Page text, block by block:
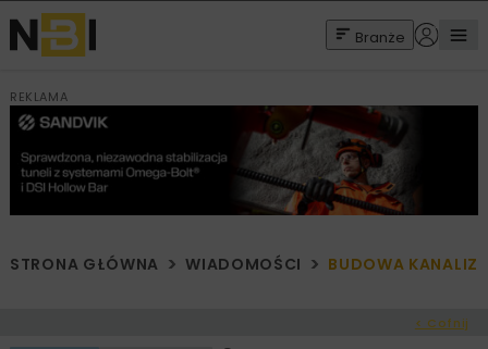
Branże
REKLAMA
STRONA GŁÓWNA WIADOMOŚCI BUDOWA
< Cofnij